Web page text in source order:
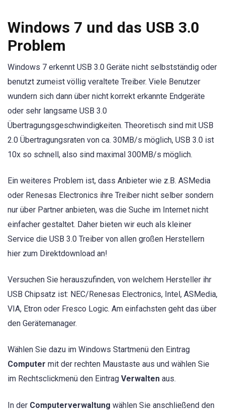
Windows 7 und das USB 3.0
Problem
Windows 7 erkennt USB 3.0 Geräte nicht selbstständig oder
benutzt zumeist völlig veraltete Treiber. Viele Benutzer
wundern sich dann über nicht korrekt erkannte Endgeräte
oder sehr langsame USB 3.0
Übertragungsgeschwindigkeiten. Theoretisch sind mit USB
2.0 Übertragungsraten von ca. 30MB/s möglich, USB 3.0 ist
10x so schnell, also sind maximal 300MB/s möglich.
Ein weiteres Problem ist, dass Anbieter wie z.B. ASMedia
oder Renesas Electronics ihre Treiber nicht selber sondern
nur über Partner anbieten, was die Suche im Internet nicht
einfacher gestaltet. Daher bieten wir euch als kleiner
Service die USB 3.0 Treiber von allen großen Herstellern
hier zum Direktdownload an!
Versuchen Sie herauszufinden, von welchem Hersteller ihr
USB Chipsatz ist: NEC/Renesas Electronics, Intel, ASMedia,
VIA, Etron oder Fresco Logic. Am einfachsten geht das über
den Gerätemanager.
Wählen Sie dazu im Windows Startmenü den Eintrag
Computer mit der rechten Maustaste aus und wählen Sie
im Rechtsclickmenü den Eintrag Verwalten aus.
In der Computerverwaltung wählen Sie anschließend den